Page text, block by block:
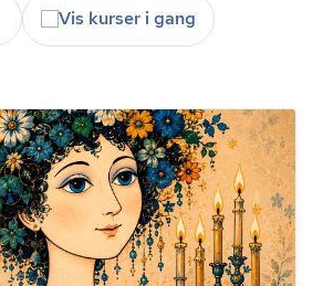
Vis kurser i gang